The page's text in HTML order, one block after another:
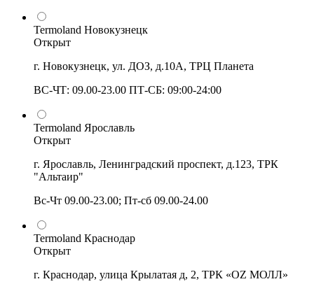
Termoland Новокузнецк
Открыт
г. Новокузнецк, ул. ДОЗ, д.10А, ТРЦ Планета
ВС-ЧТ: 09.00-23.00 ПТ-СБ: 09:00-24:00
Termoland Ярославль
Открыт
г. Ярославль, Ленинградский проспект, д.123, ТРК
"Альтаир"
Вс-Чт 09.00-23.00; Пт-сб 09.00-24.00
Termoland Краснодар
Открыт
г. Краснодар, улица Крылатая д, 2, ТРК «OZ МОЛЛ»